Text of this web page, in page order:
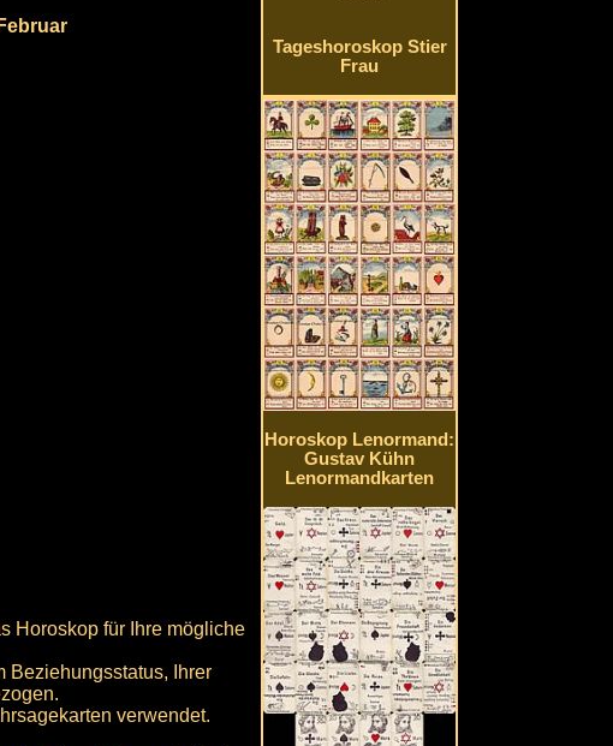
Horoskop für Ihre mögliche
Beziehungsstatus, Ihrer
verwendet.
Tageshoroskop Stier
Frau
Horoskop Lenormand:
Gustav Kühn
Lenormandkarten